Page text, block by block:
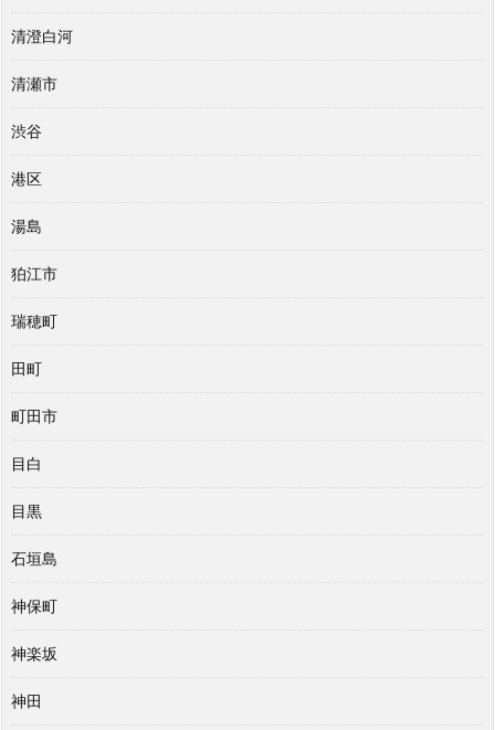
清澄白河
清瀬市
渋谷
港区
湯島
狛江市
瑞穂町
田町
町田市
目白
目黒
石垣島
神保町
神楽坂
神田